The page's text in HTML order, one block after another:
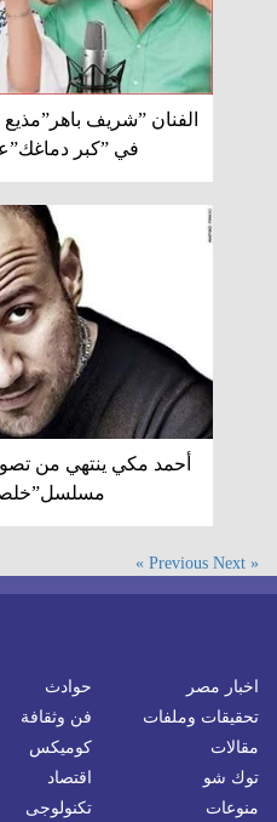
الفنان ”شريف
في ”كبر
أحمد مكي ينتهي من
« Previous
Next »
اخبار مصر حوادث
تحقيقات وملفات
فن وثقافة
مقالات
كوميكس
توك شو
اقتصاد
منوعات
تكنولوجى